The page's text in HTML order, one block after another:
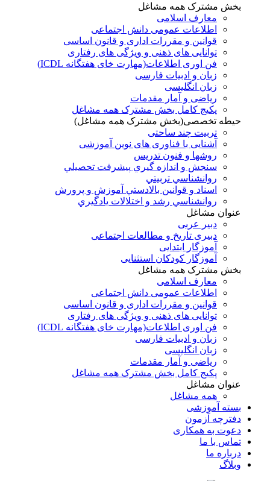
بخش مشترک همه مشاغل
معارف اسلامی
اطلاعات عمومی دانش اجتماعی
قوانین و مقررات اداری و قانون اساسی
توانایی های ذهنی و ویژگی های رفتاری
فن اوری اطلاعات(مهارت خای هفتگانه ICDL)
زبان و ادبیات فارسی
زبان انگلیسی
ریاضی و آمار مقدمات
پکیج کامل بخش مشترک همه مشاغل
حیطه تخصصی(بخش مشترک همه مشاغل)
تربیت چند ساحتی
آشنایی با فناوری های نوین آموزشی
روشها و فنون تدريس
سنجش و اندازه گيري پيشرفت تحصيلي
روانشناسي تربيتي
اسناد و قوانين بالادستي آموزش و پرورش
روانشناسي رشد و اختلالات يادگيري
عنوان مشاغل
دبير عربی
دبیری تاریخ و مطالعات اجتماعی
آموزگار ابتدایی
آموزگار کودکان استثنایی
بخش مشترک همه مشاغل
معارف اسلامی
اطلاعات عمومی دانش اجتماعی
قوانین و مقررات اداری و قانون اساسی
توانایی های ذهنی و ویژگی های رفتاری
فن اوری اطلاعات(مهارت خای هفتگانه ICDL)
زبان و ادبیات فارسی
زبان انگلیسی
ریاضی و آمار مقدمات
پکیج کامل بخش مشترک همه مشاغل
عنوان مشاغل
همه مشاغل
بسته آموزشی
دفترچه آزمون
دعوت به همکاری
تماس با ما
درباره ما
وبلاگ